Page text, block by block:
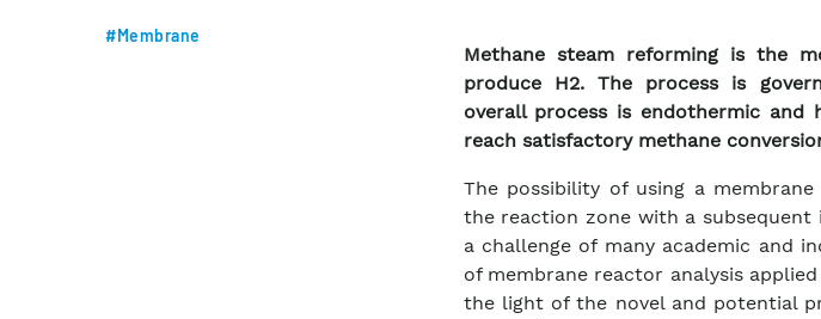
#Membrane
Methane steam reforming is the
produce H2. The process is
overall process is endothermic
reach satisfactory methane
The possibility of using a
the reaction zone with a subsequent
a challenge of many academic and
of membrane reactor analysis
the light of the novel and potential